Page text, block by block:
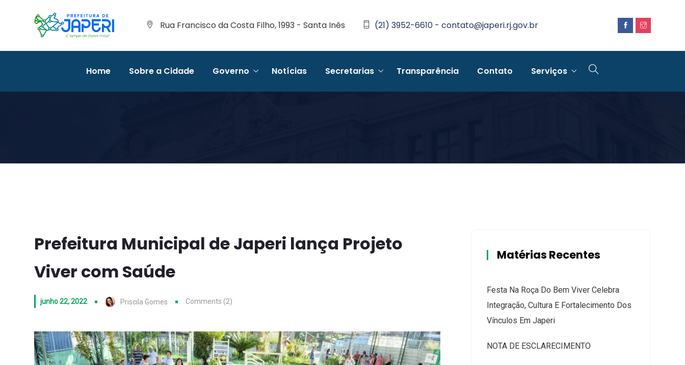
Rua Francisco da Costa Filho, 1993 - Santa Inês (21) 3952-6610 - contato@japeri.rj.gov.br
Home Sobre a Cidade Governo Notícias Secretarias Transparência Contato Serviços
Prefeitura Municipal de Japeri lança Projeto
Viver com Saúde
junho 22, 2022 Priscila Gomes Comments (2)
Matérias Recentes
Festa Na Roça Do Bem Viver Celebra
Integração, Cultura E Fortalecimento Dos
Vínculos Em Japeri
NOTA DE ESCLARECIMENTO